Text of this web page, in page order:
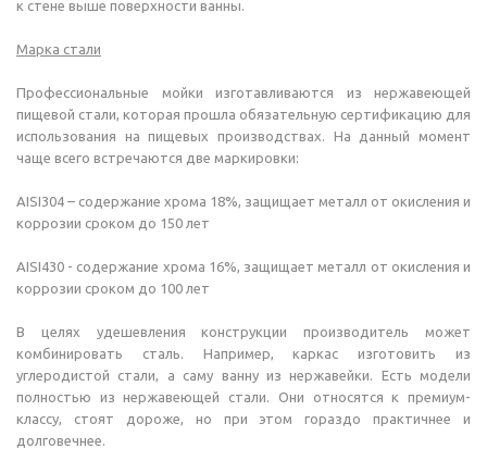
к стене выше поверхности ванны.
Марка стали
Профессиональные мойки изготавливаются из нержавеющей
пищевой стали, которая прошла обязательную сертификацию для
использования на пищевых производствах. На данный момент
чаще всего встречаются две маркировки:
AISI304 – содержание хрома 18%, защищает металл от окисления и
коррозии сроком до 150 лет
AISI430 - содержание хрома 16%, защищает металл от окисления и
коррозии сроком до 100 лет
В целях удешевления конструкции производитель может
комбинировать сталь. Например, каркас изготовить из
углеродистой стали, а саму ванну из нержавейки. Есть модели
полностью из нержавеющей стали. Они относятся к премиум-
классу, стоят дороже, но при этом гораздо практичнее и
долговечнее.